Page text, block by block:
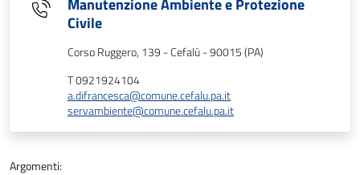
Manutenzione Ambiente e Protezione
Civile
Corso Ruggero, 139 - Cefalù - 90015 (PA)
T 0921924104
a.difrancesca@comune.cefalu.pa.it
servambiente@comune.cefalu.pa.it
Argomenti: